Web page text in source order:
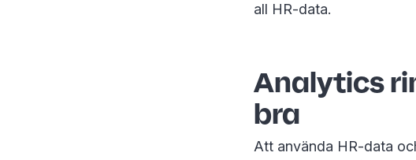
all HR-data.
Analytics
bra
Att använda HR-data